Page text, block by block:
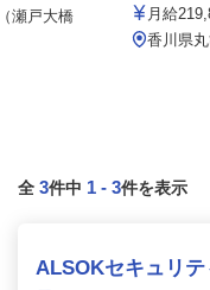
瀬戸大橋
月給
香川県
全 3件中 1 - 3件を表示
ALSOKセキュリ